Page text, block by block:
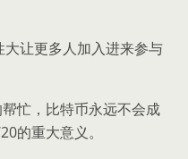
让更多人加入进来参与
忙，比特币永远不会成
的重大意义。